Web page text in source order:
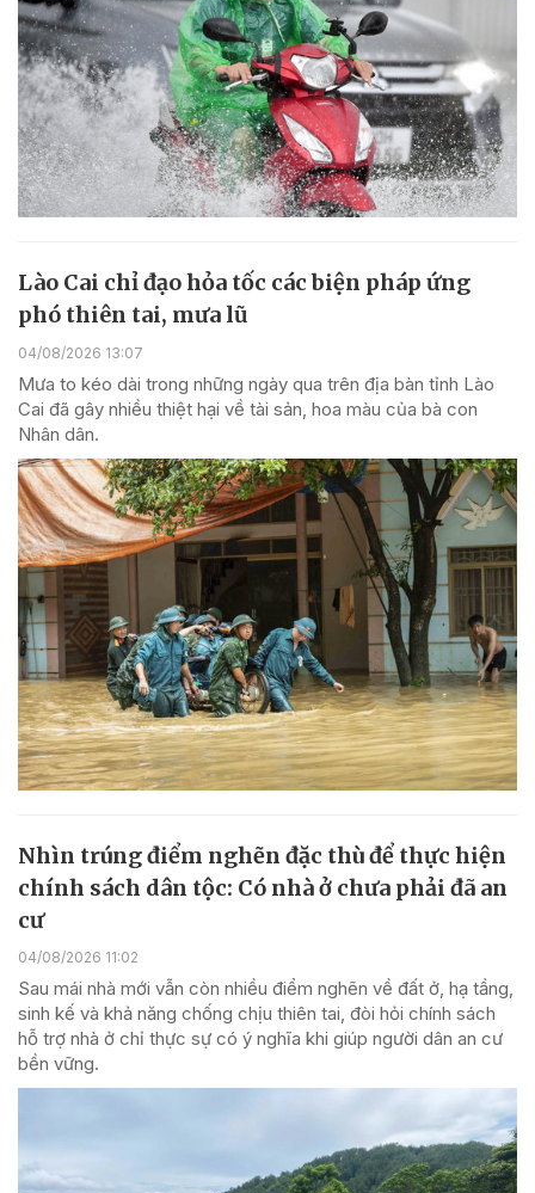
Lào Cai chỉ đạo hỏa tốc các biện pháp ứng
phó thiên tai, mưa lũ
04/08/2026 13:07
Mưa to kéo dài trong những ngày qua trên địa bàn tỉnh Lào
Cai đã gây nhiều thiệt hại về tài sản, hoa màu của bà con
Nhân dân.
Nhìn trúng điểm nghẽn đặc thù để thực hiện
chính sách dân tộc: Có nhà ở chưa phải đã an
cư
04/08/2026 11:02
Sau mái nhà mới vẫn còn nhiều điểm nghẽn về đất ở, hạ tầng,
sinh kế và khả năng chống chịu thiên tai, đòi hỏi chính sách
hỗ trợ nhà ở chỉ thực sự có ý nghĩa khi giúp người dân an cư
bền vững.